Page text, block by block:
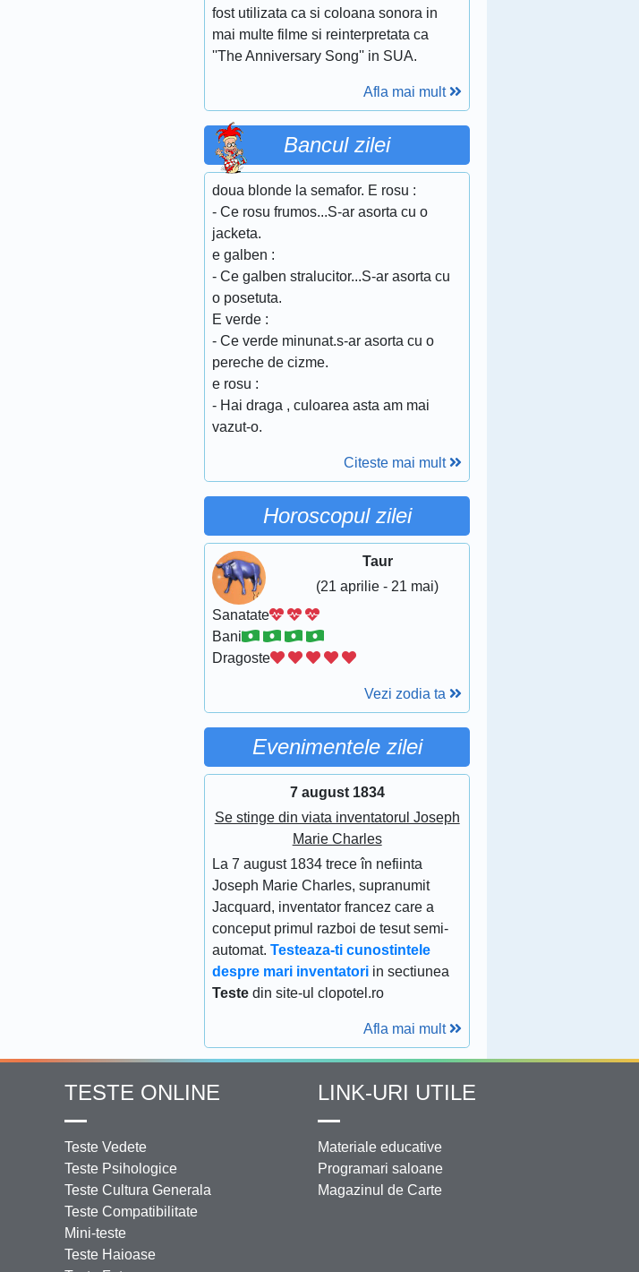
fost utilizata ca si coloana sonora in
mai multe filme si reinterpretata ca
''The Anniversary Song'' in SUA.
Afla mai mult
Bancul zilei
doua blonde la semafor. E rosu :
- Ce rosu frumos...S-ar asorta cu o
jacketa.
e galben :
- Ce galben stralucitor...S-ar asorta cu
o posetuta.
E verde :
- Ce verde minunat.s-ar asorta cu o
pereche de cizme.
e rosu :
- Hai draga , culoarea asta am mai
vazut-o.
Citeste mai mult
Horoscopul zilei
Taur
(21 aprilie - 21 mai)
Sanatate
Bani
Dragoste
Vezi zodia ta
Evenimentele zilei
7 august 1834
Se stinge din viata inventatorul Joseph
Marie Charles
La 7 august 1834 trece în nefiinta
Joseph Marie Charles, supranumit
Jacquard, inventator francez care a
conceput primul razboi de tesut semi-
automat.Testeaza-ti cunostintele
despre mari inventatori in sectiunea
Teste din site-ul clopotel.ro
Afla mai mult
TESTE ONLINE
Teste Vedete
Teste Psihologice
Teste Cultura Generala
Teste Compatibilitate
Mini-teste
Teste Haioase
LINK-URI UTILE
Materiale educative
Programari saloane
Magazinul de Carte